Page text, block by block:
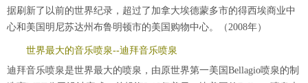
据刷新了以前的世界纪录，超过了加拿大埃德蒙多市的得西埃商业中
心和美国明尼苏达州布鲁明顿市的美国购物中心。（2008年）
世界最大的音乐喷泉--迪拜音乐喷泉
迪拜音乐喷泉是世界最大的喷泉，由原世界第一美国Bellagio喷泉的制